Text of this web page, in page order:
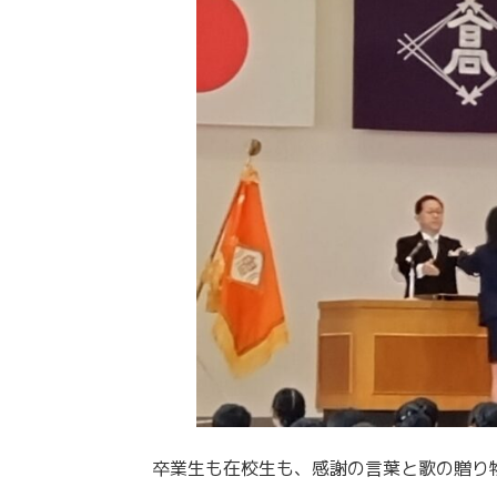
卒業生も在校生も、感謝の言葉と歌の贈り